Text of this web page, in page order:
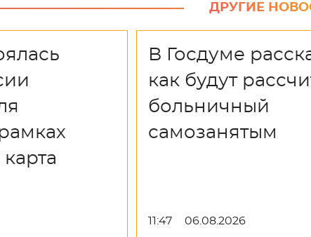
ДРУГИЕ
В Госдуме
как будут
больничный
самозанятым
11:47 06.08.2026